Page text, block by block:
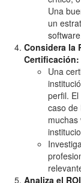
Una
un
Considera la
Certificación:
Una
perfil.
caso de
muchas
Analiza el